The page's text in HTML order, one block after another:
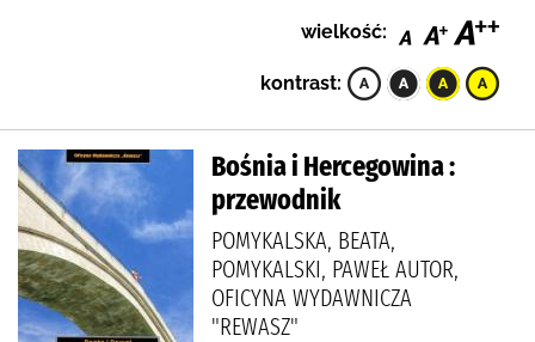
wielkość:
kontrast:
Bośnia i Hercegowina :
przewodnik
POMYKALSKA, BEATA,
POMYKALSKI, PAWEŁ AUTOR,
OFICYNA WYDAWNICZA
"REWASZ"